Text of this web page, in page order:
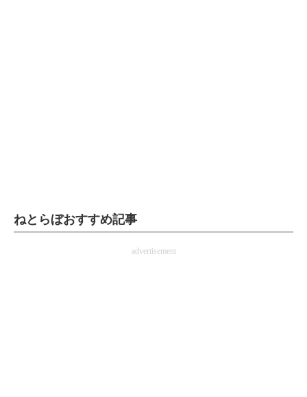
マーケ×ITの今がよく分かる
ねとらぼおすすめ記事
advertisement